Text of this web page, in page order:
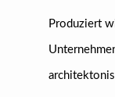
Produziert